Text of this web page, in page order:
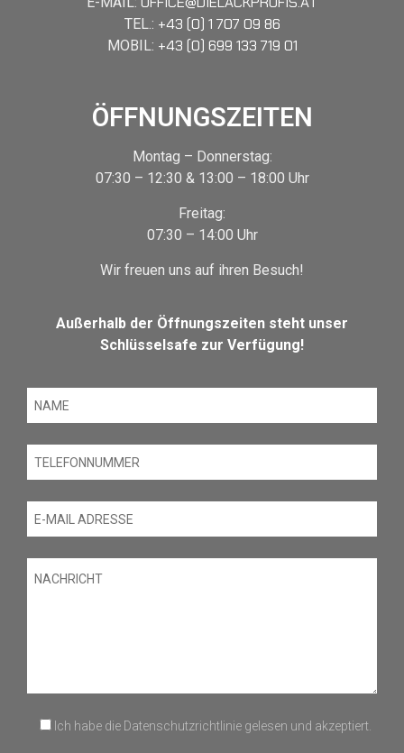
Ich habe die Datenschutzrichtlinie gelesen und akzeptiert.
TEL.: +43 (0) 1 707 09 86
MOBIL: +43 (0) 699 133 719 01
ÖFFNUNGSZEITEN
Montag – Donnerstag:
07:30 – 12:30 & 13:00 – 18:00 Uhr
Freitag:
07:30 – 14:00 Uhr
Wir freuen uns auf ihren Besuch!
Außerhalb der Öffnungszeiten steht unser
Schlüsselsafe zur Verfügung!